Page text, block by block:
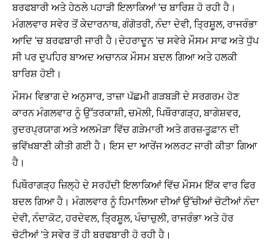
ਬਰਫਬਾਰੀ ਅਤੇ ਹੇਠਲੇ ਪਹਾੜੀ ਇਲਾਕਿਆਂ 'ਚ ਬਾਰਿਸ਼ ਹੋ ਰਹੀ ਹੈ।
ਮੰਗਲਵਾਰ ਸਵੇਰ ਤੋਂ ਕੇਦਾਰਨਾਥ, ਗੰਗੋਤਰੀ, ਨੰਦਾ ਦੇਵੀ, ਤ੍ਰਿਸ਼ੂਲ, ਰਾਜਰੰਭਾ
ਆਦਿ 'ਚ ਬਰਫਬਾਰੀ ਜਾਰੀ ਹੈ।ਦੇਹਰਾਦੂਨ 'ਚ ਸਵੇਰੇ ਮੌਸਮ ਸਾਫ ਅਤੇ ਧੁੱਪ
ਸੀ ਪਰ ਦੁਪਹਿਰ ਬਾਅਦ ਅਚਾਨਕ ਮੌਸਮ ਬਦਲ ਗਿਆ ਅਤੇ ਹਲਕੀ
ਬਾਰਿਸ਼ ਹੋਈ।
ਮੌਸਮ ਵਿਭਾਗ ਦੇ ਅਨੁਸਾਰ, ਤਾਜ਼ਾ ਪੱਛਮੀ ਗੜਬੜੀ ਦੇ ਸਰਗਰਮ ਹੋਣ
ਕਾਰਨ ਮੰਗਲਵਾਰ ਨੂੰ ਉੱਤਰਕਾਸ਼ੀ, ਚਮੋਲੀ, ਪਿਥੌਰਾਗੜ੍ਹ, ਬਾਗੇਸ਼ਵਰ,
ਰੁਦਰਪ੍ਰਯਾਗ ਅਤੇ ਅਲਮੋੜਾ ਵਿੱਚ ਗੜੇਮਾਰੀ ਅਤੇ ਗਰਜ਼-ਤੂਫ਼ਾਨ ਦੀ
ਭਵਿੱਖਬਾਣੀ ਕੀਤੀ ਗਈ ਹੈ। ਇਸ ਦਾ ਆਰੇਂਜ ਅਲਰਟ ਜਾਰੀ ਕੀਤਾ ਗਿਆ
ਹੈ।
ਪਿਥੌਰਾਗੜ੍ਹ ਜ਼ਿਲ੍ਹੇ ਦੇ ਸਰਹੱਦੀ ਇਲਾਕਿਆਂ ਵਿੱਚ ਮੌਸਮ ਇੱਕ ਵਾਰ ਫਿਰ
ਬਦਲ ਗਿਆ ਹੈ। ਮੰਗਲਵਾਰ ਨੂੰ ਹਿਮਾਲਿਆ ਦੀਆਂ ਉੱਚੀਆਂ ਚੋਟੀਆਂ ਨੰਦਾ
ਦੇਵੀ, ਨੰਦਾਕੋਟ, ਹਰਦੇਵਲ, ਤ੍ਰਿਸ਼ੂਲ, ਪੰਚਾਚੁਲੀ, ਰਾਜਰੰਭਾ ਅਤੇ ਹੋਰ
ਚੋਟੀਆਂ 'ਤੇ ਸਵੇਰ ਤੋਂ ਹੀ ਬਰਫਬਾਰੀ ਹੋ ਰਹੀ ਹੈ।